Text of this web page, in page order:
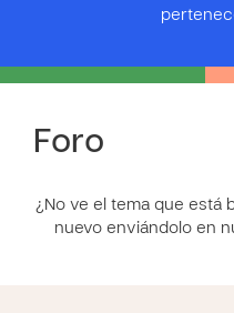
Foro
¿No ve el tema que está
nuevo enviándolo en